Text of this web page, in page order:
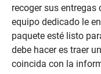
recoger sus
equipo dedicado le
paquete esté listo
debe hacer es traer
coincida con la